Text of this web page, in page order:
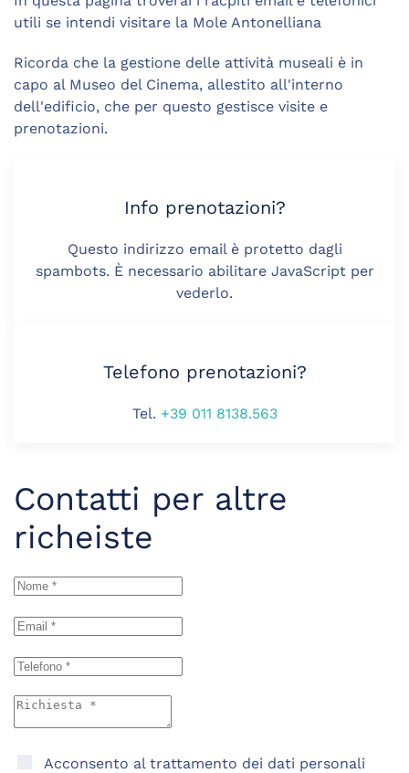
utili se intendi visitare la Mole Antonelliana
Ricorda che la gestione delle attività museali è in
capo al Museo del Cinema, allestito all'interno
dell'edificio, che per questo gestisce visite e
prenotazioni.
Info prenotazioni?
Questo indirizzo email è protetto dagli
spambots. È necessario abilitare JavaScript per
vederlo.
Telefono prenotazioni?
Tel. +39 011 8138.563
Contatti per altre
richeiste
Acconsento al trattamento dei dati personali